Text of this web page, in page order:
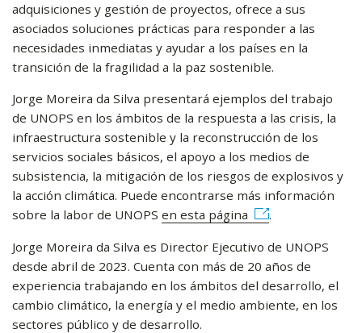
adquisiciones y gestión de proyectos, ofrece a sus
asociados soluciones prácticas para responder a las
necesidades inmediatas y ayudar a los países en la
transición de la fragilidad a la paz sostenible.
Jorge Moreira da Silva presentará ejemplos del trabajo
de UNOPS en los ámbitos de la respuesta a las crisis, la
infraestructura sostenible y la reconstrucción de los
servicios sociales básicos, el apoyo a los medios de
subsistencia, la mitigación de los riesgos de explosivos y
la acción climática. Puede encontrarse más información
sobre la labor de UNOPS en esta página
.
Jorge Moreira da Silva es Director Ejecutivo de UNOPS
desde abril de 2023. Cuenta con más de 20 años de
experiencia trabajando en los ámbitos del desarrollo, el
cambio climático, la energía y el medio ambiente, en los
sectores público y de desarrollo.